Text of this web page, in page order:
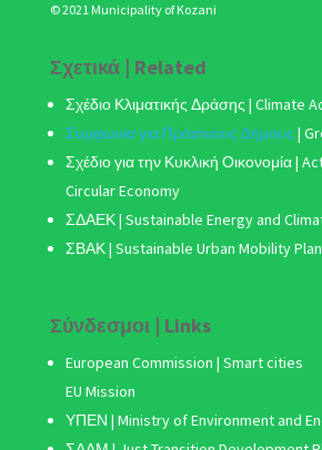
© 2021 Municipality of Kozani
Σχετικά | Related
Σχέδιο Κλιματικής Δράσης | Climate
Συμφωνία για Πράσινους Δήμους |
Σχέδιο για την Κυκλική Οικονομία |
Circular Economy
ΣΔΑΕΚ | Sustainable Energy and
ΣΒΑΚ| Sustainable Urban Mobility Plan
Σύνδεσμοι | Links
European Commission | Smart cities
EU Mission
ΥΠΕΝ | Ministry of Environment and